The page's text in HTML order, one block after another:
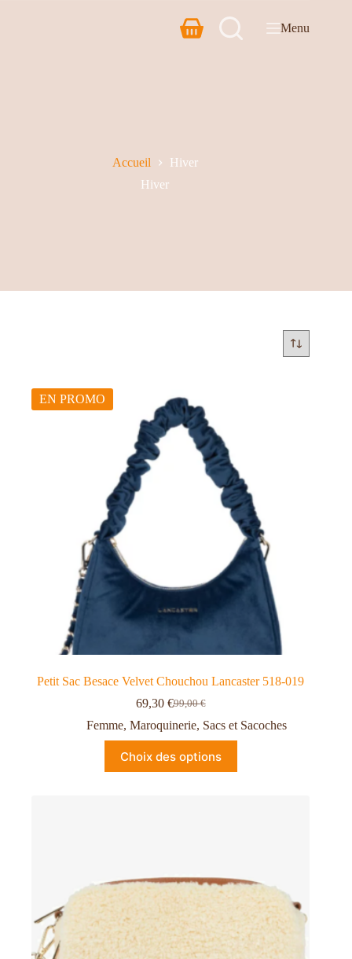
Menu
Accueil
Hiver
Hiver
EN PROMO
Petit Sac Besace Velvet Chouchou Lancaster 518-019
99,00€
69,30 €
Femme, Maroquinerie, Sacs et Sacoches
Choix des options